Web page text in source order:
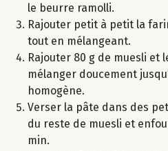
le beurre ramolli.
Rajouter petit à petit la
tout en mélangeant.
Rajouter 80 g de muesli et
mélanger doucement
homogène.
Verser la pâte dans des
du reste de muesli et
min.